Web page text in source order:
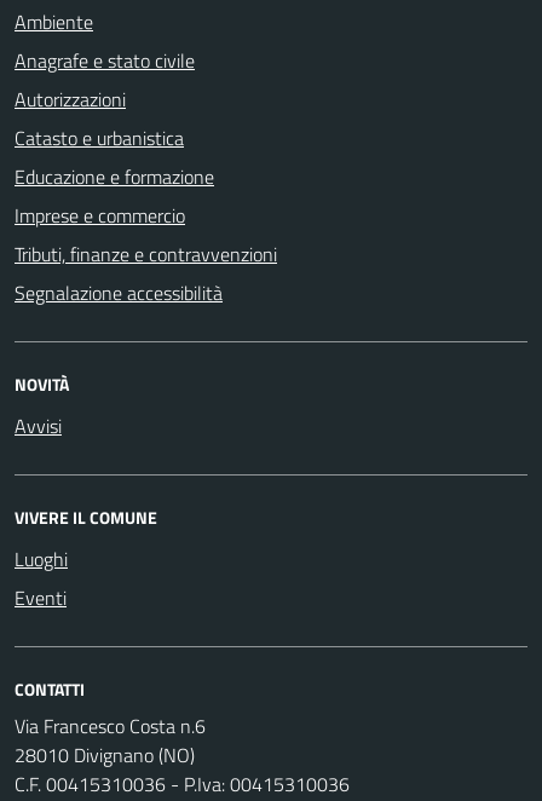
Ambiente
Anagrafe e stato civile
Autorizzazioni
Catasto e urbanistica
Educazione e formazione
Imprese e commercio
Tributi, finanze e contravvenzioni
Segnalazione accessibilità
NOVITÀ
Avvisi
VIVERE IL COMUNE
Luoghi
Eventi
CONTATTI
Via Francesco Costa n.6
28010 Divignano (NO)
C.F. 00415310036 - P.Iva: 00415310036